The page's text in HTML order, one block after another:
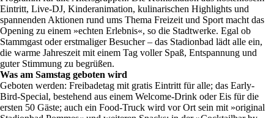
Eintritt, Live-DJ, Kinderanimation, kulinarischen Highlights und
spannenden Aktionen rund ums Thema Freizeit und Sport macht das
Opening zu einem »echten Erlebnis«, so die Stadtwerke. Egal ob
Stammgast oder erstmaliger Besucher – das Stadionbad lädt alle ein,
die warme Jahreszeit mit einem Tag voller Spaß, Entspannung und
guter Stimmung zu begrüßen.
Was am Samstag geboten wird
Geboten werden: Freibadetag mit gratis Eintritt für alle; das Early-
Bird-Special, bestehend aus einem Welcome-Drink oder Eis für die
ersten 50 Gäste; auch ein Food-Truck wird vor Ort sein mit »original